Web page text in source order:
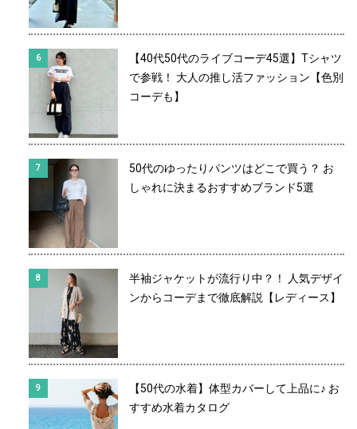
【40代50代のライブコーデ45選】Tシャツ
で参戦！ 大人の推し活ファッション【色別
コーデも】
50代のゆったりパンツはどこで買う？ お
しゃれに決まるおすすめブランド5選
半袖ジャケットが流行り中？！ 人気デザイ
ンからコーデまで徹底解説【レディース】
【50代の水着】体型カバーして上品に♪ お
すすめ水着カタログ